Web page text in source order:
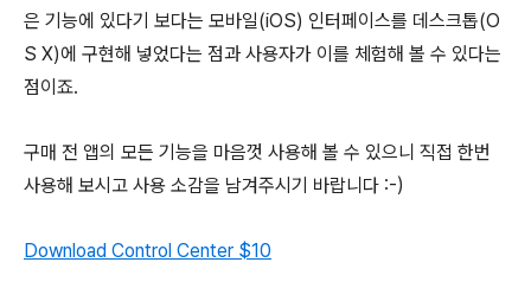
은 기능에 있다기 보다는 모바일(iOS) 인터페이스를 데스크톱(O
S X)에 구현해 넣었다는 점과 사용자가 이를 체험해 볼 수 있다는
점이죠.
구매 전 앱의 모든 기능을 마음껏 사용해 볼 수 있으니 직접 한번
사용해 보시고 사용 소감을 남겨주시기 바랍니다 :-)
Download Control Center $10